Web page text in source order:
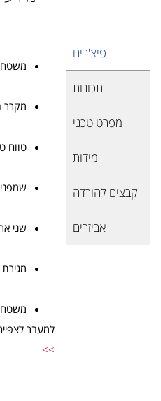
פיצ'רים
תכונות
מפרט טכני
מידות
קבצים להורדה
אביזרים
משטח
מקרר
טווח
שני
משטח
למעבר
>>